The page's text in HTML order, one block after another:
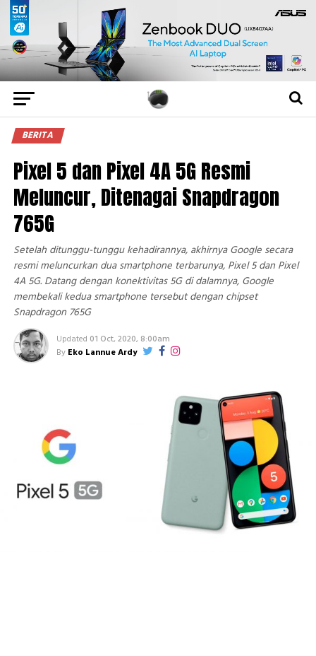
BERITA
Pixel 5 dan Pixel 4A 5G Resmi
Meluncur, Ditenagai Snapdragon
765G
Setelah ditunggu-tunggu kehadirannya, akhirnya Google secara
resmi meluncurkan dua smartphone terbarunya, Pixel 5 dan Pixel
4A 5G. Datang dengan konektivitas 5G di dalamnya, Google
membekali kedua smartphone tersebut dengan chipset
Snapdragon 765G
Updated 01 Oct, 2020, 8:00am
By Eko Lannue Ardy